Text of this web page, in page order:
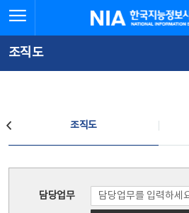
문
로
가
체
뉴
바
가
한국지능정보사회진흥원
조직도
조직도
담당업무